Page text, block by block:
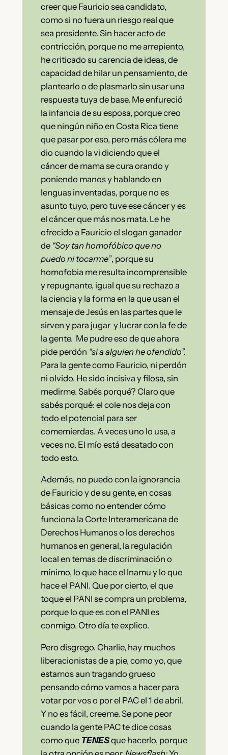
creer que Fauricio sea candidato,
como si no fuera un riesgo real que
sea presidente. Sin hacer acto de
contricción, porque no me arrepiento,
he criticado su carencia de ideas, de
capacidad de hilar un pensamiento, de
plantearlo o de plasmarlo sin usar una
respuesta tuya de base. Me enfureció
la infancia de su esposa, porque creo
que ningún niño en Costa Rica tiene
que pasar por eso, pero más cólera me
dio cuando la vi diciendo que el
cáncer de mama se cura orando y
poniendo manos y hablando en
lenguas inventadas, porque no es
asunto tuyo, pero tuve ese cáncer y es
el cáncer que más nos mata. Le he
ofrecido a Fauricio el slogan ganador
de “Soy tan homofóbico que no
puedo ni tocarme”, porque su
homofobia me resulta incomprensible
y repugnante, igual que su rechazo a
la ciencia y la forma en la que usan el
mensaje de Jesús en las partes que le
sirven y para jugar y lucrar con la fe de
la gente. Me pudre eso de que ahora
pide perdón “si a alguien he ofendido”.
Para la gente como Fauricio, ni perdón
ni olvido. He sido incisiva y filosa, sin
medirme. Sabés porqué? Claro que
sabés porqué: el cole nos deja con
todo el potencial para ser
comemierdas. A veces uno lo usa, a
veces no. El mío está desatado con
todo esto.
Además, no puedo con la ignorancia
de Fauricio y de su gente, en cosas
básicas como no entender cómo
funciona la Corte Interamericana de
Derechos Humanos o los derechos
humanos en general, la regulación
local en temas de discriminación o
mínimo, lo que hace el Inamu y lo que
hace el PANI. Que por cierto, el que
toque el PANI se compra un problema,
porque lo que es con el PANI es
conmigo. Otro día te explico.
Pero disgrego. Charlie, hay muchos
liberacionistas de a pie, como yo, que
estamos aun tragando grueso
pensando cómo vamos a hacer para
votar por vos o por el PAC el 1 de abril.
Y no es fácil, creeme. Se pone peor
cuando la gente PAC te dice cosas
como que TENESque hacerlo, porque